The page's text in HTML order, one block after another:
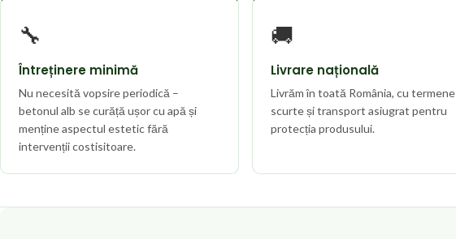
🔧
Întreținere minimă
Nu necesită vopsire periodică –
betonul alb se curăță ușor cu apă și
menține aspectul estetic fără
intervenții costisitoare.
🚚
Livrare națională
Livrăm în toată România, cu termene
scurte și transport asiugrat pentru
protecția produsului.